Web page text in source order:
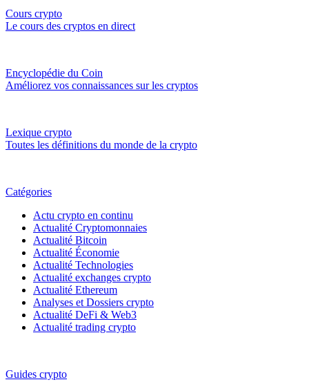
Cours crypto
Le cours des cryptos en direct
Encyclopédie du Coin
Améliorez vos connaissances sur les cryptos
Lexique crypto
Toutes les définitions du monde de la crypto
Catégories
Actu crypto en continu
Actualité Cryptomonnaies
Actualité Bitcoin
Actualité Économie
Actualité Technologies
Actualité exchanges crypto
Actualité Ethereum
Analyses et Dossiers crypto
Actualité DeFi & Web3
Actualité trading crypto
Guides crypto